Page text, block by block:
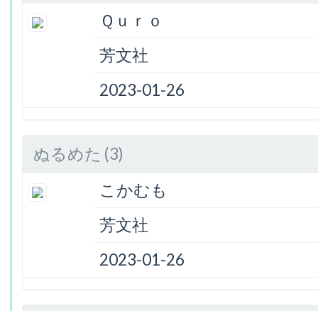
Ｑｕｒｏ
芳文社
2023-01-26
ぬるめた (3)
こかむも
芳文社
2023-01-26